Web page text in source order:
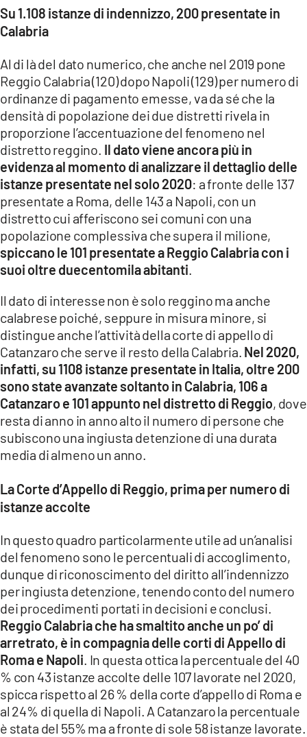
Su 1.108 istanze di indennizzo, 200 presentate in
Calabria
Al di là del dato numerico, che anche nel 2019 pone
Reggio Calabria (120) dopo Napoli (129) per numero di
ordinanze di pagamento emesse, va da sé che la
densità di popolazione dei due distretti rivela in
proporzione l’accentuazione del fenomeno nel
distretto reggino. Il dato viene ancora più in
evidenza al momento di analizzare il dettaglio delle
istanze presentate nel solo 2020: a fronte delle 137
presentate a Roma, delle 143 a Napoli, con un
distretto cui afferiscono sei comuni con una
popolazione complessiva che supera il milione,
spiccano le 101 presentate a Reggio Calabria con i
suoi oltre duecentomila abitanti.
Il dato di interesse non è solo reggino ma anche
calabrese poiché, seppure in misura minore, si
distingue anche l’attività della corte di appello di
Catanzaro che serve il resto della Calabria. Nel 2020,
infatti, su 1108 istanze presentate in Italia, oltre 200
sono state avanzate soltanto in Calabria, 106 a
Catanzaro e 101 appunto nel distretto di Reggio, dove
resta di anno in anno alto il numero di persone che
subiscono una ingiusta detenzione di una durata
media di almeno un anno.
La Corte d’Appello di Reggio, prima per numero di
istanze accolte
In questo quadro particolarmente utile ad un’analisi
del fenomeno sono le percentuali di accoglimento,
dunque di riconoscimento del diritto all’indennizzo
per ingiusta detenzione, tenendo conto del numero
dei procedimenti portati in decisioni e conclusi.
Reggio Calabria che ha smaltito anche un po’ di
arretrato, è in compagnia delle corti di Appello di
Roma e Napoli. In questa ottica la percentuale del 40
% con 43 istanze accolte delle 107 lavorate nel 2020,
spicca rispetto al 26 % della corte d’appello di Roma e
al 24% di quella di Napoli. A Catanzaro la percentuale
è stata del 55% ma a fronte di sole 58 istanze lavorate.